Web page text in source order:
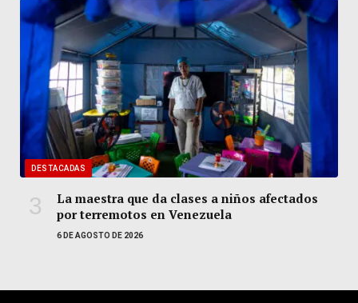
DESTACADAS
La maestra que da clases a niños afectados
por terremotos en Venezuela
6 DE AGOSTO DE 2026